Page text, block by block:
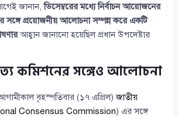
জানান,ডিসেম্বরের মধ্যে নির্বাচন আয়োজনের
সঙ্গে প্রয়োজনীয় আলোচনা সম্পন্ন করে একটি
আহ্বান জানানো হয়েছিল প্রধান উপদেষ্টার
কমিশনের সঙ্গেও আলোচনা
বৃহস্পতিবার (১৭ এপ্রিল)জাতীয়
Consensus Commission) এর সঙ্গে